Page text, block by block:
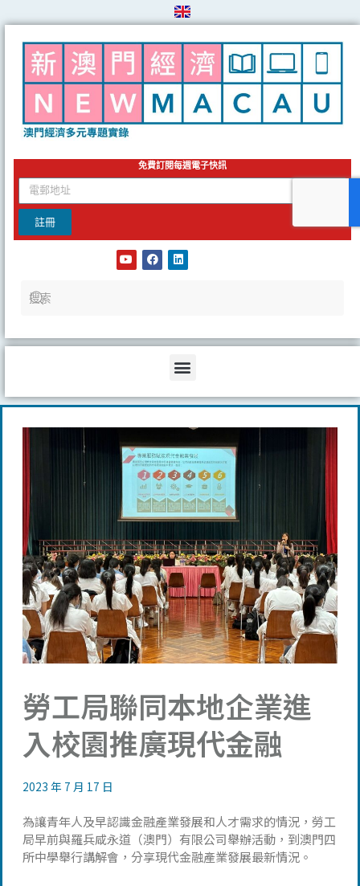
to
content
免費訂閱每週電子快訊
email
註冊
Y
o
F
a
L
i
Menu
勞工局聯同本地企業進
入校園推廣現代金融
2023 年 7 月 17 日
為讓青年人及早認識金融產業發展和人才需求的情況，勞工
局早前與羅兵咸永道（澳門）有限公司舉辦活動，到澳門四
所中學舉行講解會，分享現代金融產業發展最新情況。